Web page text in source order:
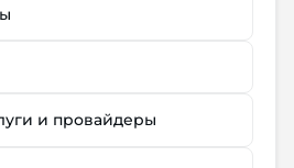
и провайдеры